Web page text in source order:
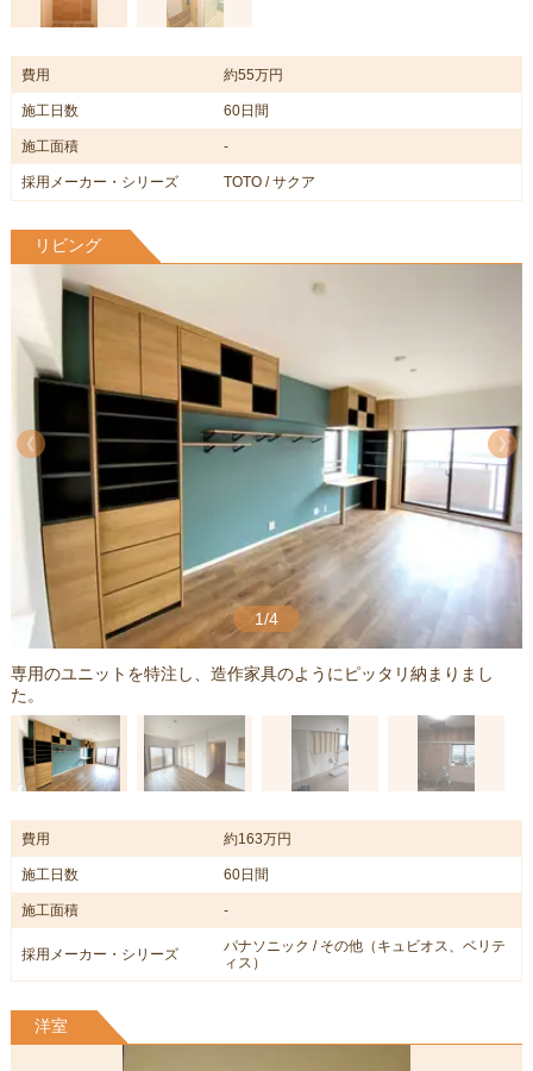
費用 約55万円
施工日数 60日間
施工面積 -
採用メーカー・シリーズ TOTO / サクア
リビング
1/4
《
《
専用のユニットを特注し、造作家具のようにピッタリ納まりまし
た。
費用 約163万円
施工日数 60日間
施工面積 -
採用メーカー・シリーズ
パナソニック / その他（キュビオス、ベリテ
ィス）
洋室